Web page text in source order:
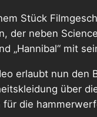
Stück
neben
„Hannibal“ mit
erlaubt nun den
über
die